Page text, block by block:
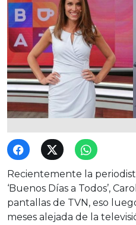
Recientemente la
‘Buenos Días a Todos’,
pantallas de TVN, eso
meses alejada de la